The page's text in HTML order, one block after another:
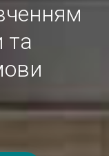
та